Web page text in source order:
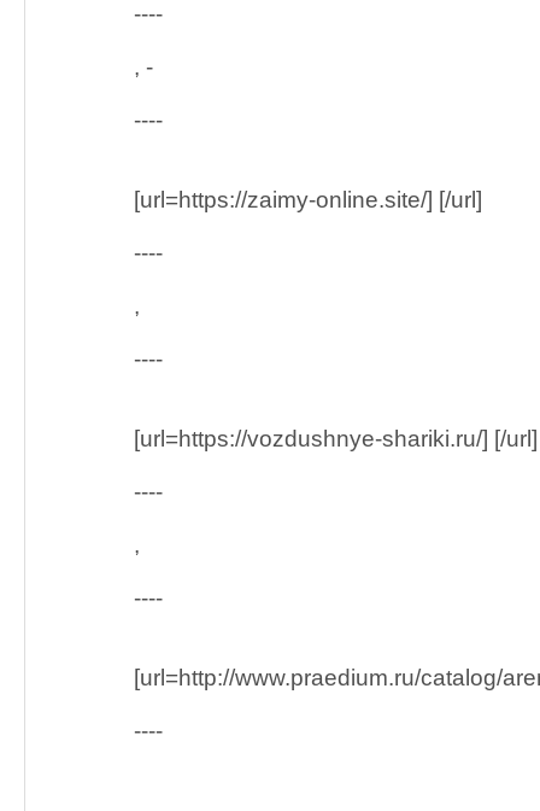
----
, -
----
[url=https://zaimy-online.site/] [/url]
----
,
----
[url=https://vozdushnye-shariki.ru/] [/url]
----
,
----
[url=http://www.praedium.ru/catalog/
----